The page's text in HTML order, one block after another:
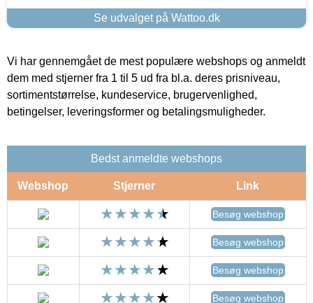
Se udvalget på Wattoo.dk
Vi har gennemgået de mest populære webshops og anmeldt
dem med stjerner fra 1 til 5 ud fra bl.a. deres prisniveau,
sortimentstørrelse, kundeservice, brugervenlighed,
betingelser, leveringsformer og betalingsmuligheder.
Bedst anmeldte webshops
Webshop Stjerner Link
Besøg webshop
Besøg webshop
Besøg webshop
Besøg webshop